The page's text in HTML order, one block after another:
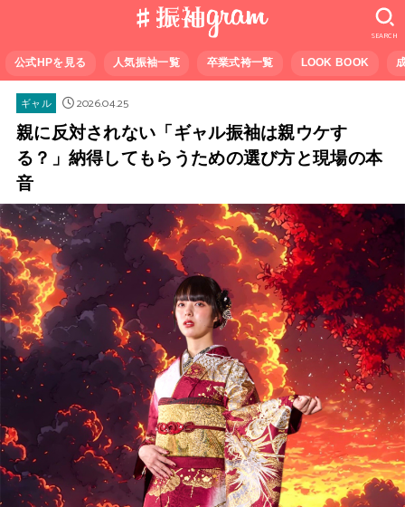
公式HPを見る 人気振袖一覧 卒業式袴一覧 LOOK BOOK
SEARCH
ギャル
2026.04.25
親に反対されない「ギャル振袖は親ウケす
る？」納得してもらうための選び方と現場の本
音